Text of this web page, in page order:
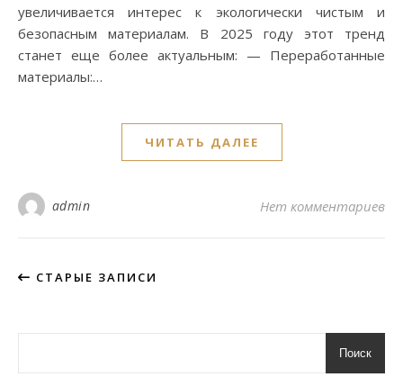
увеличивается интерес к экологически чистым и
безопасным материалам. В 2025 году этот тренд
станет еще более актуальным: — Переработанные
материалы:…
ЧИТАТЬ ДАЛЕЕ
admin Нет комментариев
СТАРЫЕ ЗАПИСИ
Поиск